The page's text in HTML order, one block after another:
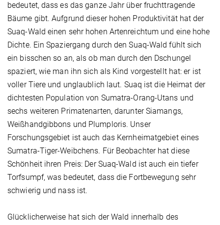
bedeutet, dass es das ganze Jahr über fruchttragende
Bäume gibt. Aufgrund dieser hohen Produktivität hat der
Suaq-Wald einen sehr hohen Artenreichtum und eine hohe
Dichte. Ein Spaziergang durch den Suaq-Wald fühlt sich
ein bisschen so an, als ob man durch den Dschungel
spaziert, wie man ihn sich als Kind vorgestellt hat: er ist
voller Tiere und unglaublich laut. Suaq ist die Heimat der
dichtesten Population von Sumatra-Orang-Utans und
sechs weiteren Primatenarten, darunter Siamangs,
Weißhandgibbons und Plumploris. Unser
Forschungsgebiet ist auch das Kernheimatgebiet eines
Sumatra-Tiger-Weibchens. Für Beobachter hat diese
Schönheit ihren Preis: Der Suaq-Wald ist auch ein tiefer
Torfsumpf, was bedeutet, dass die Fortbewegung sehr
schwierig und nass ist.
Glücklicherweise hat sich der Wald innerhalb des